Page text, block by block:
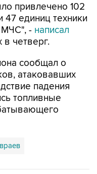
привлечено 102
47 единиц техники
МЧС", - написал
четверг.
сообщал о
атаковавших
падения
топливные